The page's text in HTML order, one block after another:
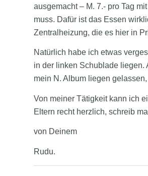
ausgemacht – M. 7.- pro Tag
muss. Dafür ist das Essen
Zentralheizung, die es hier in
Natürlich habe ich etwas
in der linken Schublade liegen.
mein N. Album liegen
Von meiner Tätigkeit kann ich
Eltern recht herzlich, schreib
von Deinem
Rudu.